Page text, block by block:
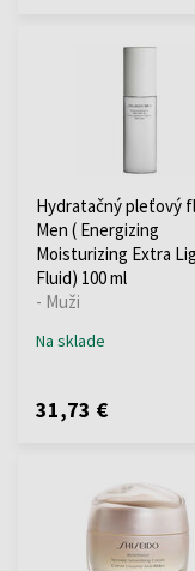
Hydratačný pleťový
Men ( Energizing
Moisturizing Extra
Fluid) 100 ml
- Muži
Na sklade
31,73 €